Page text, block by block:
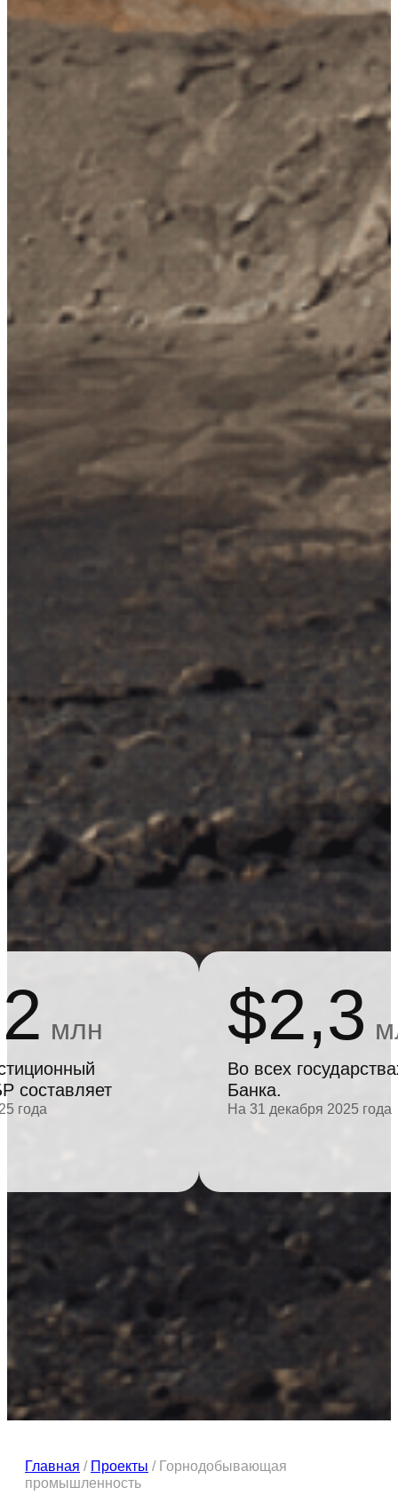
млн
составляет
года
$2,3
Во всех
Банка.
На 31 декабря 2025 года
Главная / Проекты / Горнодобывающая
промышленность